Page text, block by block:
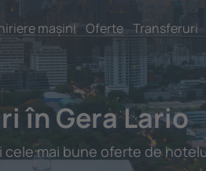
mașini Oferte Transferuri
în Gera Lario
cele mai bune oferte de